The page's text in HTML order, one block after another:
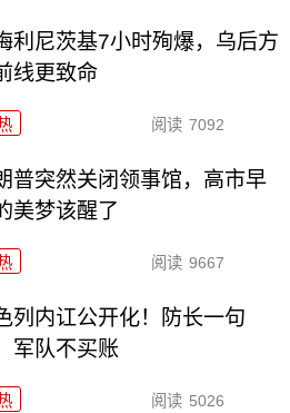
利尼茨基7小时殉爆，乌后方
线更致命
阅读 7092
普突然关闭领事馆，高市早
美梦该醒了
阅读 9667
列内讧公开化！防长一句
军队不买账
阅读 5026